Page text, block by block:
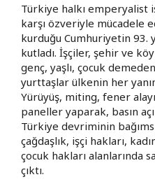
Türkiye halkı emperyalist
karşı özveriyle mücadele
kurduğu Cumhuriyetin 93.
kutladı. İşçiler, şehir ve
genç, yaşlı, çocuk
yurttaşlar ülkenin her
Yürüyüş, miting, fener
paneller yaparak, basın
Türkiye devriminin
çağdaşlık, işçi hakları,
çocuk hakları alanlarında
çıktı.